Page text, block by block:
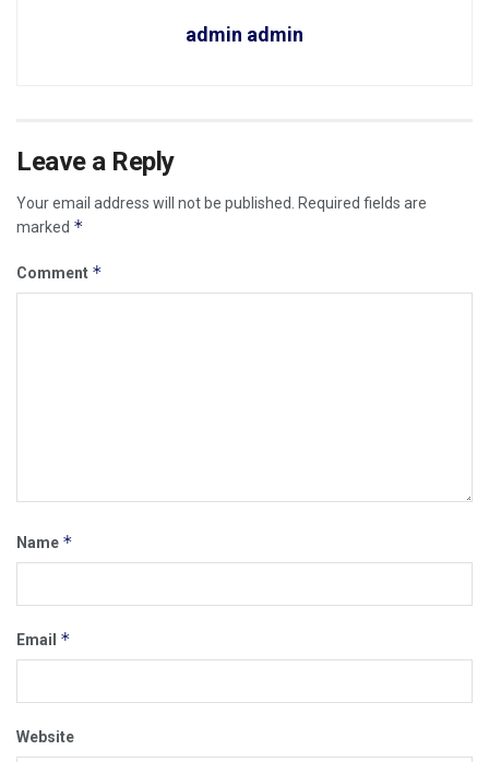
admin admin
Leave a Reply
Your email address will not be published.
Required fields are
marked *
Comment *
Name *
Email *
Website